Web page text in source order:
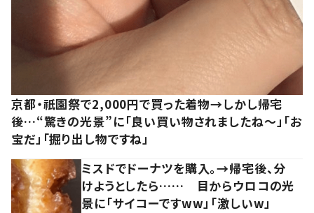
京都・祇園祭で2,000円で買った着物→しかし帰宅
後…“驚きの光景”に「良い買い物されましたね～」「お
宝だ」「掘り出し物ですね」
ミスドでドーナツを購入。→帰宅後、分
けようとしたら…… 目からウロコの光
景に「サイコーですww」「激しいw」